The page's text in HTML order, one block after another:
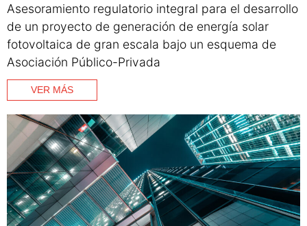
Asesoramiento regulatorio integral para el desarrollo
de un proyecto de generación de energía solar
fotovoltaica de gran escala bajo un esquema de
Asociación Público-Privada
VER MÁS